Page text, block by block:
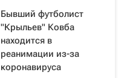
Бывший футболист
"Крыльев" Ковба
находится в
реанимации из-за
коронавируса